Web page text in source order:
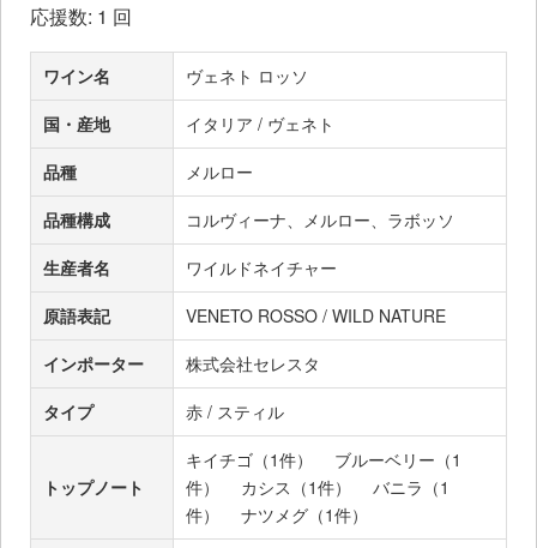
応援数: 1 回
ワイン名
ヴェネト ロッソ
国・産地
イタリア / ヴェネト
品種
メルロー
品種構成
コルヴィーナ、メルロー、ラボッソ
生産者名
ワイルドネイチャー
原語表記
VENETO ROSSO / WILD NATURE
インポーター
株式会社セレスタ
タイプ
赤 / スティル
トップノート
キイチゴ（1件）
ブルーベリー（1
件）
カシス（1件）
バニラ（1
件）
ナツメグ（1件）